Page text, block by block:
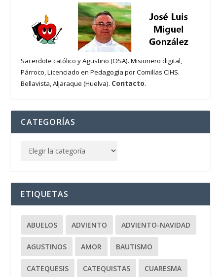
Sacerdote católico y Agustino (OSA). Misionero digital,
Párroco, Licenciado en Pedagogía por Comillas CIHS.
Bellavista, Aljaraque (Huelva). Contacto.
CATEGORÍAS
ETIQUETAS
ABUELOS ADVIENTO ADVIENTO-NAVIDAD
AGUSTINOS AMOR BAUTISMO
CATEQUESIS CATEQUISTAS CUARESMA